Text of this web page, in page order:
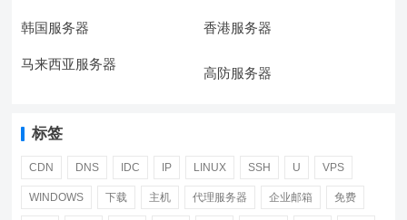
韩国服务器 香港服务器
马来西亚服务器
高防服务器
标签
CDN DNS IDC IP LINUX SSH U VPS
WINDOWS 下载 主机 代理服务器 企业邮箱 免费